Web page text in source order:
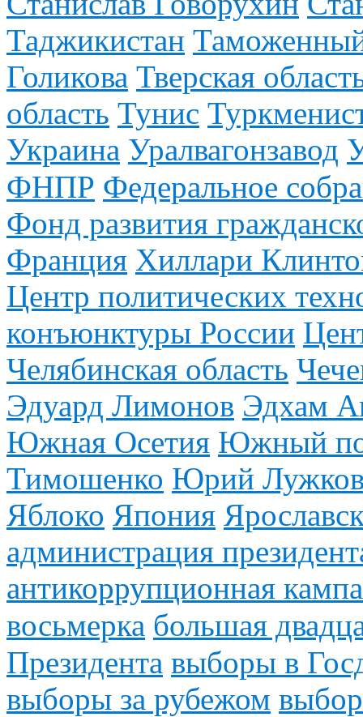
Таджикистан
Голикова Тверская
область Тунис
Украина Уралвагонзавод
ФНПР Федеральное
Фонд развития
Франция Хиллари
Центр политических
конъюнктуры России
Челябинская область
Эдуард Лимонов Эдхам
Южная Осетия Южный
Тимошенко Юрий
Яблоко Япония
администрация
антикоррупционная
восьмерка большая
Президента выборы в
выборы за рубежом